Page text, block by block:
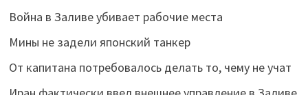
Война в Заливе убивает рабочие места
Мины не задели японский танкер
От капитана потребовалось делать то, чему не учат